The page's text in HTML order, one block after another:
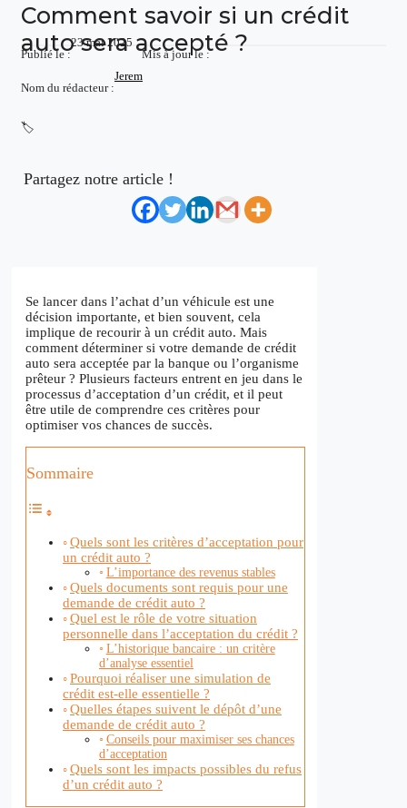
Comment savoir si un crédit
auto sera accepté ?
Publié le :
23 mai 2025
Mis à jour le :
Nom du rédacteur :
Jerem
🏷️
Partagez notre article !
Se lancer dans l’achat d’un véhicule est une
décision importante, et bien souvent, cela
implique de recourir à un crédit auto. Mais
comment déterminer si votre demande de crédit
auto sera acceptée par la banque ou l’organisme
prêteur ? Plusieurs facteurs entrent en jeu dans le
processus d’acceptation d’un crédit, et il peut
être utile de comprendre ces critères pour
optimiser vos chances de succès.
Sommaire
Quels sont les critères d’acceptation pour
un crédit auto ?
L’importance des revenus stables
Quels documents sont requis pour une
demande de crédit auto ?
Quel est le rôle de votre situation
personnelle dans l’acceptation du crédit ?
L’historique bancaire : un critère
d’analyse essentiel
Pourquoi réaliser une simulation de
crédit est-elle essentielle ?
Quelles étapes suivent le dépôt d’une
demande de crédit auto ?
Conseils pour maximiser ses chances
d’acceptation
Quels sont les impacts possibles du refus
d’un crédit auto ?